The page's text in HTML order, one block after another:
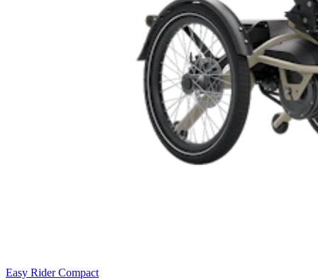
Easy Rider Compact